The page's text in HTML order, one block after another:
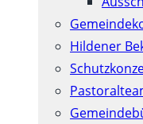
Hildener